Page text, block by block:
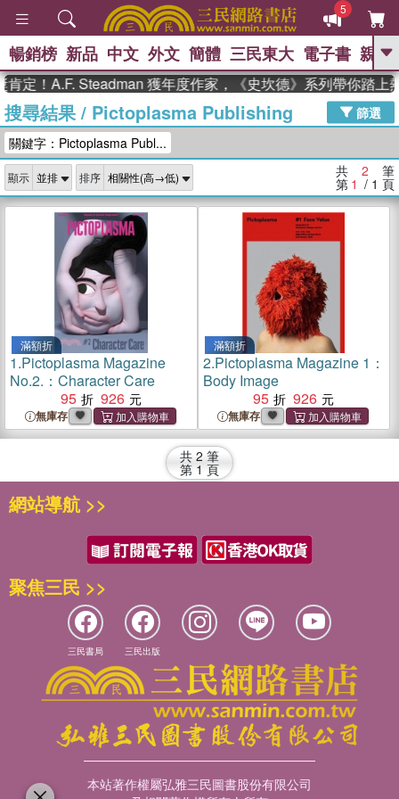
5
GO
熱搜： 東野圭吾 、 高希均教授回憶錄
、 The Odyssey 、 父親節 、 如果歷
獎 臺灣漫遊錄 、 方念華 、 台灣的李
登輝時代
數學女孩：黎曼猜想 、
偉大的迷走神經
暢銷榜 新品 中文 外文 簡體 三民東大 電子書 親子
定！A.F. Steadman 獲年度作家，《史坎德》系列帶你踏上
搜尋結果/ Pictoplasma Publishing
篩選
關鍵字：Pictoplasma Publ...
顯示 排序 共 2 筆
第 1 / 1 頁
滿額折
1.Pictoplasma Magazine
No.2.：Character Care
95
926
無庫存
滿額折
2.Pictoplasma Magazine 1：
Body Image
95
926
無庫存
共 2 筆
第 1 頁
網站導航 >>
聚焦三民 >>
三民書局 三民出版
本站著作權屬弘雅三民圖書股份有限公司